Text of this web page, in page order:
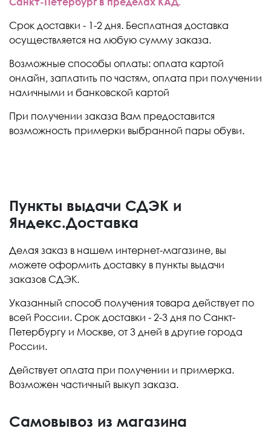
Срок доставки - 1-2 дня. Бесплатная доставка
осуществляется на любую сумму заказа.
Возможные способы оплаты: оплата картой
онлайн, заплатить по частям, оплата при получении
наличными и банковской картой
При получении заказа Вам предоставится
возможность примерки выбранной пары обуви.
Пункты выдачи СДЭК и
Яндекс.Доставка
Делая заказ в нашем интернет-магазине, вы
можете оформить доставку в пункты выдачи
заказов СДЭК.
Указанный способ получения товара действует по
всей России. Срок доставки - 2-3 дня по Санкт-
Петербургу и Москве, от 3 дней в другие города
России.
Действует оплата при получении и примерка.
Возможен частичный выкуп заказа.
Самовывоз из магазина